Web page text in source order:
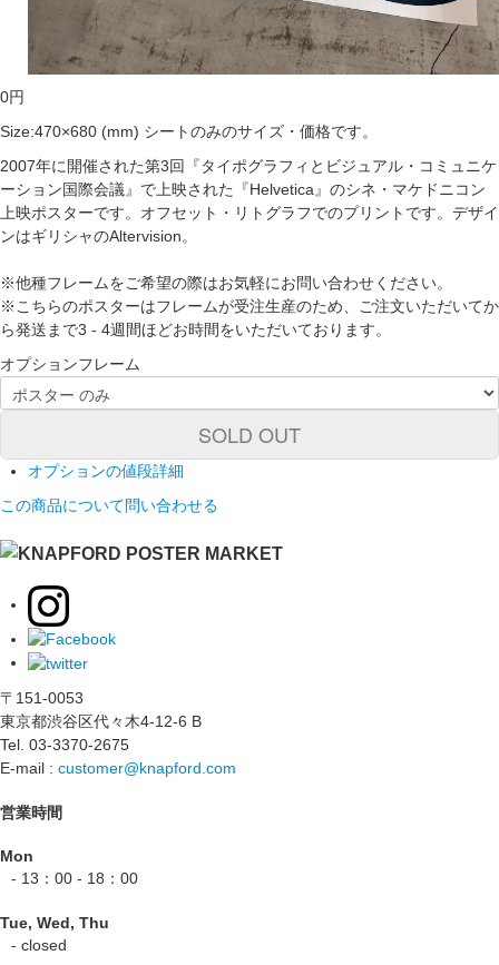
0円
Size:470×680 (mm) シートのみのサイズ・価格です。
2007年に開催された第3回『タイポグラフィとビジュアル・コミュニケ
ーション国際会議』で上映された『Helvetica』のシネ・マケドニコン
上映ポスターです。オフセット・リトグラフでのプリントです。デザイ
ンはギリシャのAltervision。
※他種フレームをご希望の際はお気軽にお問い合わせください。
※こちらのポスターはフレームが受注生産のため、ご注文いただいてか
ら発送まで3 - 4週間ほどお時間をいただいております。
オプションフレーム
SOLD OUT
オプションの値段詳細
この商品について問い合わせる
〒151-0053
東京都渋谷区代々木4-12-6 B
Tel. 03-3370-2675
E-mail : customer@knapford.com
営業時間
Mon
- 13：00 - 18：00
Tue, Wed, Thu
- closed